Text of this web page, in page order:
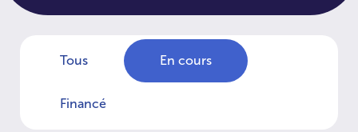
Tous En cours
Financé